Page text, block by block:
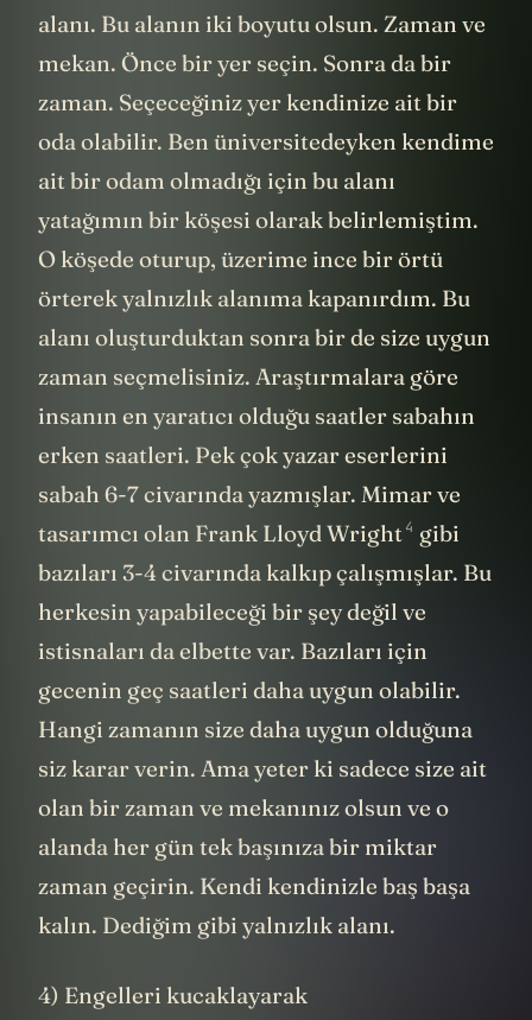
alanı. Bu alanın iki boyutu olsun. Zaman ve
mekan. Önce bir yer seçin. Sonra da bir
zaman. Seçeceğiniz yer kendinize ait bir
oda olabilir. Ben üniversitedeyken kendime
ait bir odam olmadığı için bu alanı
yatağımın bir köşesi olarak belirlemiştim.
O köşede oturup, üzerime ince bir örtü
örterek yalnızlık alanıma kapanırdım. Bu
alanı oluşturduktan sonra bir de size uygun
zaman seçmelisiniz. Araştırmalara göre
insanın en yaratıcı olduğu saatler sabahın
erken saatleri. Pek çok yazar eserlerini
sabah 6-7 civarında yazmışlar. Mimar ve
tasarımcı olan Frank Lloyd Wright4 gibi
bazıları 3-4 civarında kalkıp çalışmışlar. Bu
herkesin yapabileceği bir şey değil ve
istisnaları da elbette var. Bazıları için
gecenin geç saatleri daha uygun olabilir.
Hangi zamanın size daha uygun olduğuna
siz karar verin. Ama yeter ki sadece size ait
olan bir zaman ve mekanınız olsun ve o
alanda her gün tek başınıza bir miktar
zaman geçirin. Kendi kendinizle baş başa
kalın. Dediğim gibi yalnızlık alanı.
4) Engelleri kucaklayarak